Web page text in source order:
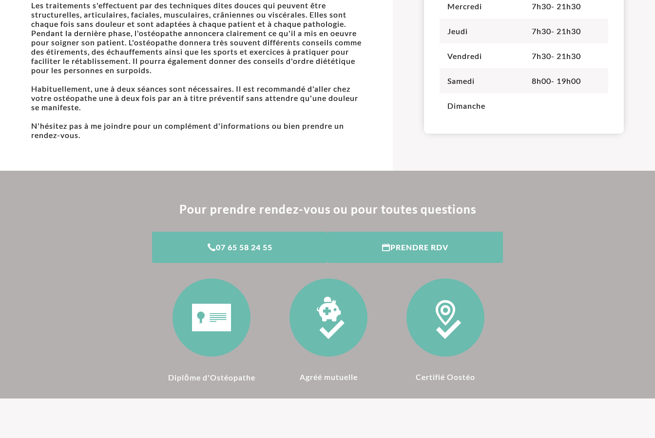
Les traitements s'effectuent par des techniques dites douces qui peuvent être
structurelles, articulaires, faciales, musculaires, crâniennes ou viscérales. Elles sont
chaque fois sans douleur et sont adaptées à chaque patient et à chaque pathologie.
Pendant la dernière phase, l'ostéopathe annoncera clairement ce qu'il a mis en oeuvre
pour soigner son patient. L'ostéopathe donnera très souvent différents conseils comme
des étirements, des échauffements ainsi que les sports et exercices à pratiquer pour
faciliter le rétablissement. Il pourra également donner des conseils d'ordre diététique
pour les personnes en surpoids.
Habituellement, une à deux séances sont nécessaires. Il est recommandé d'aller chez
votre ostéopathe une à deux fois par an à titre préventif sans attendre qu'une douleur
se manifeste.
N'hésitez pas à me joindre pour un complément d'informations ou bien prendre un
rendez-vous.
Mercredi 7h30- 21h30
Jeudi 7h30- 21h30
Vendredi 7h30- 21h30
Samedi 8h00- 19h00
Dimanche
Pour prendre rendez-vous ou pour toutes questions
07 65 58 24 55 PRENDRE RDV
Diplôme d'Ostéopathe Agréé mutuelle Certifié Oostéo